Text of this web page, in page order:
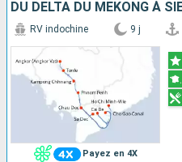
DU DELTA DU MÉKONG À
Payez en 4X
RV indochine 9 j